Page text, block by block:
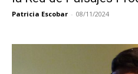
Patricia Escobar - 08/11/2024